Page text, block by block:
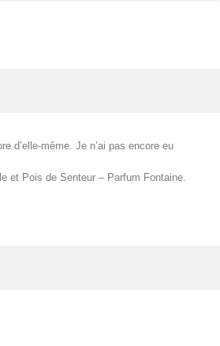
d’elle-même. Je n’ai pas encore eu
et Pois de Senteur – Parfum Fontaine.